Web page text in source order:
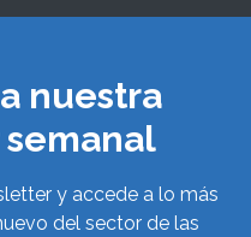
nuestra
y accede a lo más
del sector de las